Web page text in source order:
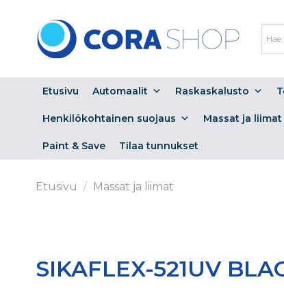
content
Etusivu Automaalit Raskaskalusto
Henkilökohtainen suojaus Massat ja liimat
Paint & Save Tilaa tunnukset
Etusivu / Massat ja liimat
SIKAFLEX-521UV